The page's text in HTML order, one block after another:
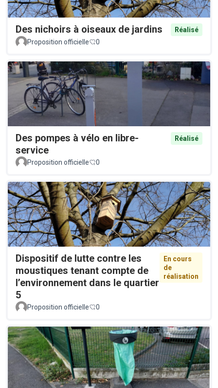
Des nichoirs à oiseaux de jardins
Réalisé
Proposition officielle
0
Des pompes à vélo en libre-
service
Réalisé
Proposition officielle 0
Dispositif de lutte contre les
moustiques tenant compte de
l’environnement dans le quartier
5
En cours
de
réalisation
Proposition officielle 0